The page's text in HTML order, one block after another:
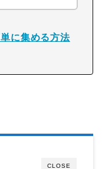
に集める方法
CLOSE